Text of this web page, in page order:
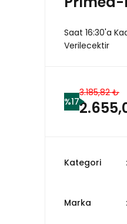
Saat 16:30'a
Verilecektir
%17
3.185,82 ₺
Kategori
Marka